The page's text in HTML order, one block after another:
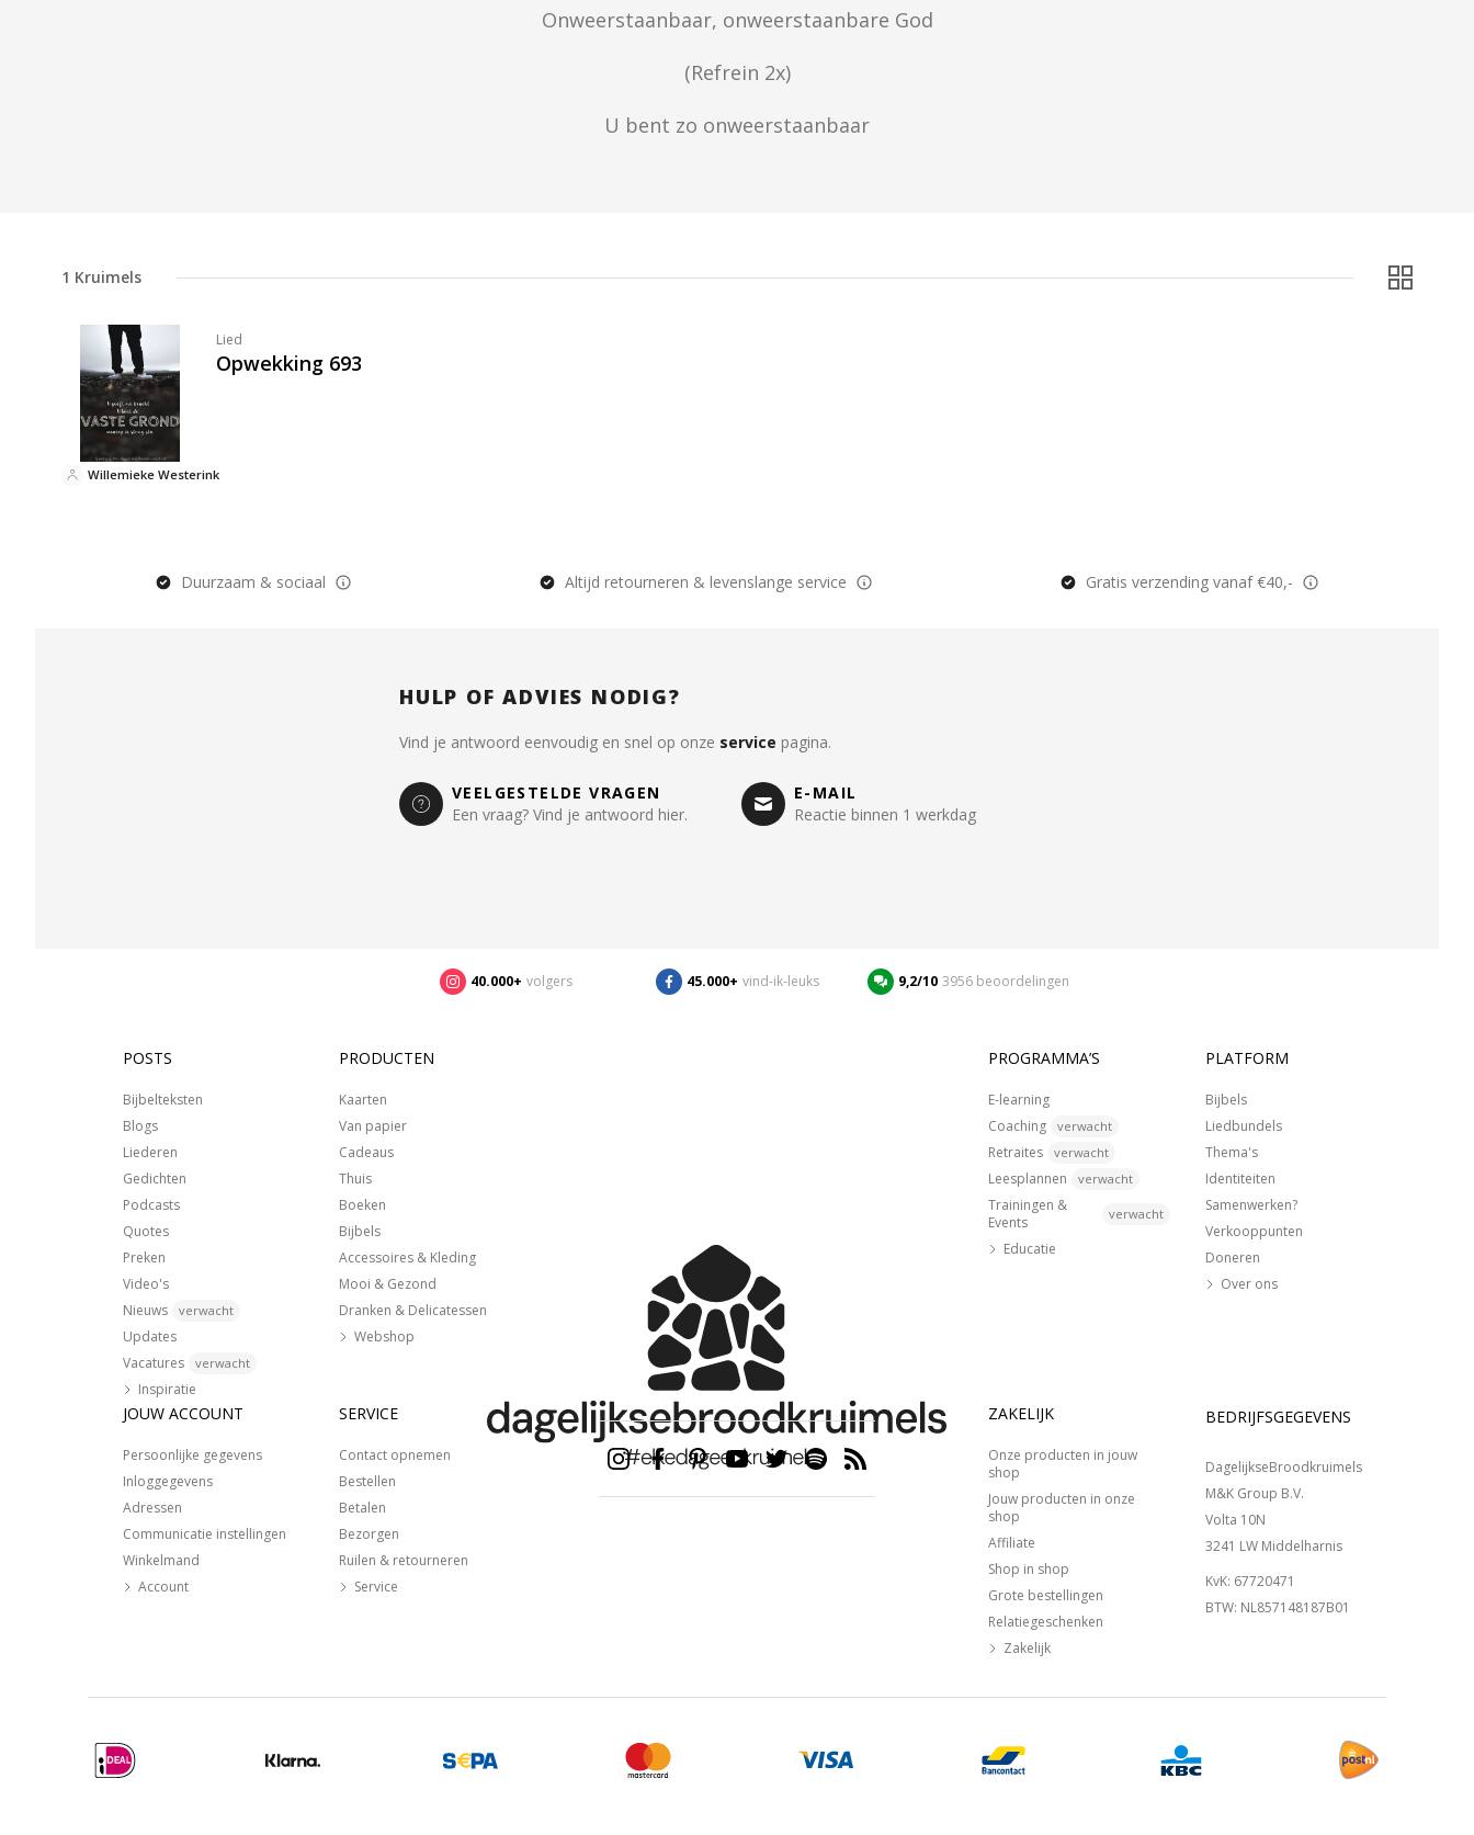
Onweerstaanbaar, onweerstaanbare God
(Refrein 2x)
U bent zo onweerstaanbaar
1 Kruimels
Lied
Opwekking 693
Willemieke Westerink
Duurzaam & sociaal Altijd retourneren & levenslange service Gratis verzending vanaf €40,-
HULP OF ADVIES NODIG?
Vind je antwoord eenvoudig en snel op onze service pagina.
VEELGESTELDE VRAGEN
Een vraag? Vind je antwoord hier.
E-MAIL
Reactie binnen 1 werkdag
40.000+ volgers 45.000+ vind-ik-leuks 9,2/10 3956 beoordelingen
POSTS
Bijbelteksten
Blogs
Liederen
Gedichten
Podcasts
Quotes
Preken
Video's
Nieuws
verwacht
Updates
Vacatures
verwacht
Inspiratie
PRODUCTEN
Kaarten
Van papier
Cadeaus
Thuis
Boeken
Bijbels
Accessoires & Kleding
Mooi & Gezond
Dranken & Delicatessen
Webshop
PROGRAMMA’S
E-learning
Coaching
verwacht
Retraites verwacht
Leesplannen verwacht
Trainingen &
Events
verwacht
Educatie
PLATFORM
Bijbels
Liedbundels
Thema's
Identiteiten
Samenwerken?
Verkooppunten
Doneren
Over ons
JOUW ACCOUNT
Persoonlijke gegevens
Inloggegevens
Adressen
Communicatie instellingen
Winkelmand
Account
SERVICE
Contact opnemen
Bestellen
Betalen
Bezorgen
Ruilen & retourneren
Service
ZAKELIJK
Onze producten in jouw
shop
Jouw producten in onze
shop
Affiliate
Shop in shop
Grote bestellingen
Relatiegeschenken
Zakelijk
BEDRIJFSGEGEVENS
DagelijkseBroodkruimels
M&K Group B.V.
Volta 10N
3241 LW Middelharnis
KvK: 67720471
BTW: NL857148187B01